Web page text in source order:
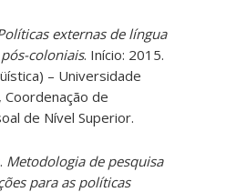
externas de língua
coloniais. Início: 2015.
– Universidade
Coordenação de
de Nível Superior.
. Metodologia de pesquisa
para as políticas